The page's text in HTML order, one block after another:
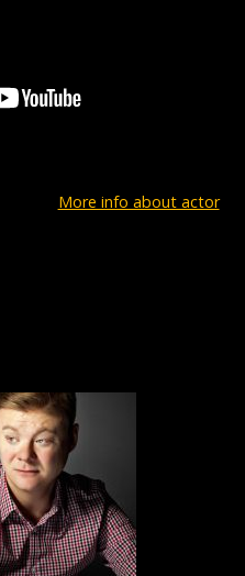
More info about actor